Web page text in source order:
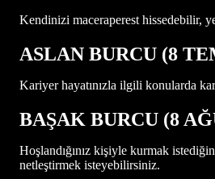
Kendinizi maceraperest hissedebilir,
ASLAN BURCU (8
Kariyer hayatınızla ilgili konularda
BAŞAK BURCU (8
Hoşlandığınız kişiyle kurmak
netleştirmek isteyebilirsiniz.